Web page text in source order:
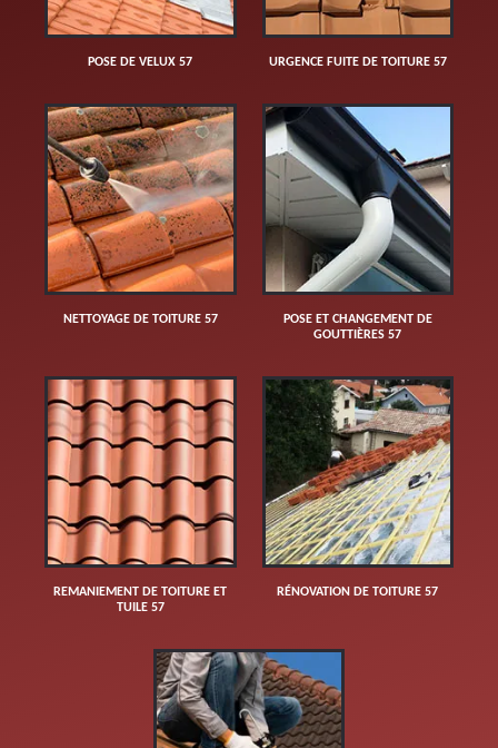
POSE DE VELUX 57 URGENCE FUITE DE TOITURE 57
NETTOYAGE DE TOITURE 57
POSE ET CHANGEMENT DE
GOUTTIÈRES 57
REMANIEMENT DE TOITURE ET
TUILE 57
RÉNOVATION DE TOITURE 57